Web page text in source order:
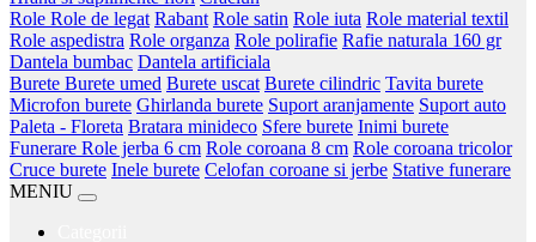
Role Role de legat Rabant Role satin Role iuta Role material textil
Role aspedistra Role organza Role polirafie Rafie naturala 160 gr
Dantela bumbac Dantela artificiala
Burete Burete umed Burete uscat Burete cilindric Tavita burete
Microfon burete Ghirlanda burete Suport aranjamente Suport auto
Paleta - Floreta Bratara minideco Sfere burete Inimi burete
Funerare Role jerba 6 cm Role coroana 8 cm Role coroana tricolor
Cruce burete Inele burete Celofan coroane si jerbe Stative funerare
MENIU